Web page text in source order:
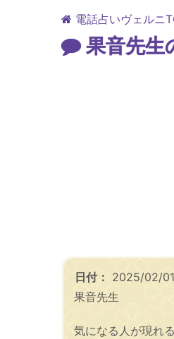
電話占いヴェルニ
果音先生
日付： 2025/02/
果音先生
気になる人が現れ